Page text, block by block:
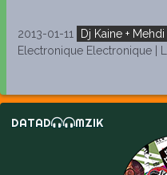
2013-01-11
Dj Kaine +
Electronique Electronique |
DATAD MZIK